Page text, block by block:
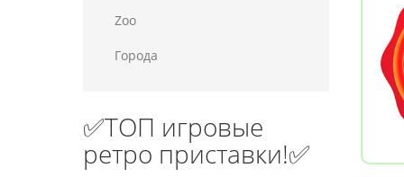
Zoo
Города
✅ТОП игровые
ретро приставки!✅